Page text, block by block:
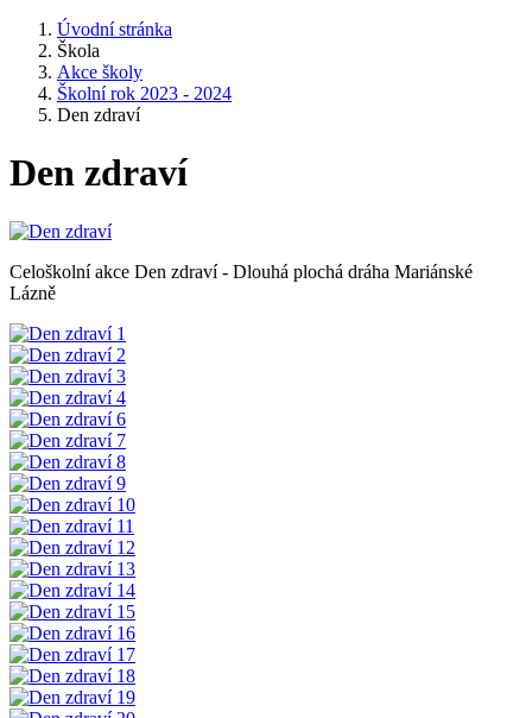
Úvodní stránka
Škola
Akce školy
Školní rok 2023 - 2024
Den zdraví
Den zdraví
Celoškolní akce Den zdraví - Dlouhá plochá dráha Mariánské
Lázně